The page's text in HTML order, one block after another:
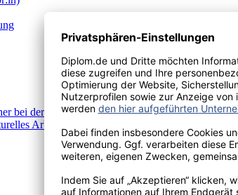
bei der Bildung, Betreuung und Erziehung ihrer
Arbeiten in Kindertagesstätten exemplarisch